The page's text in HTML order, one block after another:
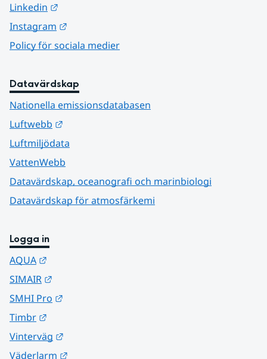
Linkedin
Instagram
Policy för sociala medier
Datavärdskap
Nationella emissionsdatabasen
Luftwebb
Luftmiljödata
VattenWebb
Datavärdskap, oceanografi och marinbiologi
Datavärdskap för atmosfärkemi
Logga in
AQUA
SIMAIR
SMHI Pro
Timbr
Vinterväg
Väderlarm